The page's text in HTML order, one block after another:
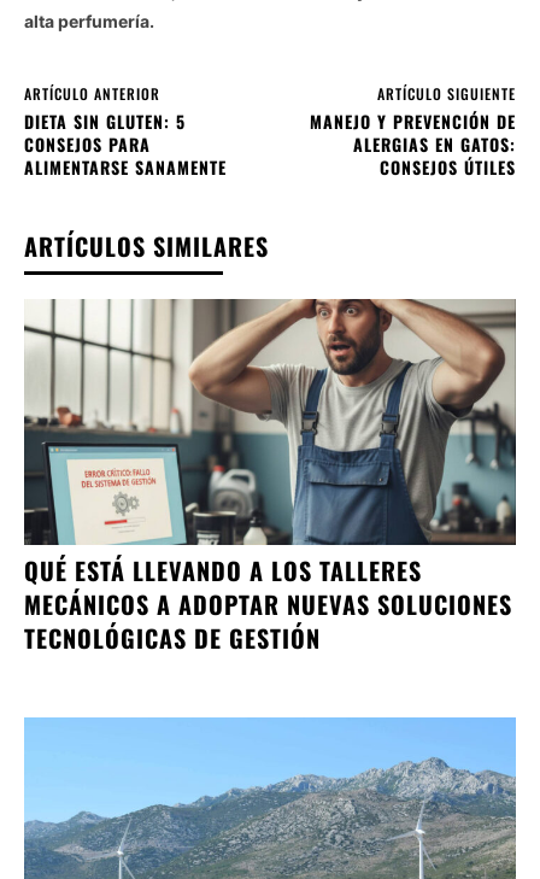
alta perfumería.
ARTÍCULO ANTERIOR
DIETA SIN GLUTEN: 5
CONSEJOS PARA
ALIMENTARSE SANAMENTE
ARTÍCULO SIGUIENTE
MANEJO Y PREVENCIÓN DE
ALERGIAS EN GATOS:
CONSEJOS ÚTILES
ARTÍCULOS SIMILARES
QUÉ ESTÁ LLEVANDO A LOS TALLERES
MECÁNICOS A ADOPTAR NUEVAS SOLUCIONES
TECNOLÓGICAS DE GESTIÓN